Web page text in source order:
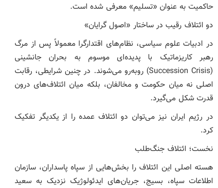
حاکمیت به عنوان «تسلیم» معرفی شده است.
دو ائتلاف رقیب در ساختار «اصول گرایان»
در ادبیات علوم سیاسی، نظام‌های اقتدارگرا معمولاً پس از مرگ
رهبر کاریزماتیک با پدیده‌ای موسوم به بحران جانشینی
(Succession Crisis) روبه‌رو می‌شوند. در چنین شرایطی، رقابت
اصلی نه میان حکومت و مخالفان، بلکه میان ائتلاف‌های درون
قدرت شکل می‌گیرد.
در رژیم ایران نیز می‌توان دو ائتلاف عمده را از یکدیگر تفکیک
کرد.
نخست؛ ائتلاف جنگ‌طلب
هسته اصلی این ائتلاف را بخش‌هایی از سپاه پاسداران، سازمان
اطلاعات سپاه، بسیج، جریان‌های ایدئولوژیک نزدیک به سعید